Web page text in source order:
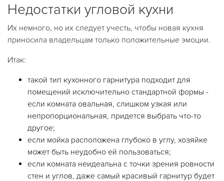
Недостатки угловой кухни
Их немного, но их следует учесть, чтобы новая кухня
приносила владельцам только положительные эмоции.
Итак:
такой тип кухонного гарнитура подходит для
помещений исключительно стандартной формы -
если комната овальная, слишком узкая или
непропорциональная, придется выбрать что-то
другое;
если мойка расположена глубоко в углу, хозяйке
может быть неудобно ей пользоваться;
если комната неидеальна с точки зрения ровности
стен и углов, даже самый красивый гарнитур будет